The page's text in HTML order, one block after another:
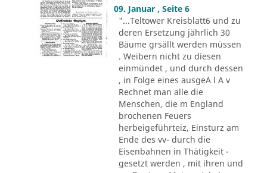
09. Januar , Seite 6
"...Teltower Kreisblatt6 und zu
deren Ersetzung jährlich 30
Bäume grsällt werden müssen
. Weibern nicht zu diesen
einmündet , und durch dessen
, in Folge eines ausgeA l A v
Rechnet man alle die
Menschen, die m England
brochenen Feuers
herbeigeführteiz, Einsturz am
Ende des vv- durch die
Eisenbahnen in Thätigkeit -
gesetzt werden , mit ihren und